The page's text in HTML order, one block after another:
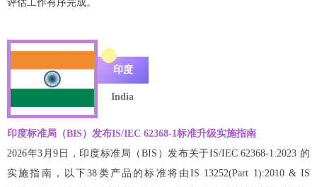
评估工作有序完成。
印度
India
印度标准局（BIS）发布IS/IEC 62368-1标准升级实施指南
2026年3月9日，印度标准局（BIS）发布关于IS/IEC 62368-1:2023 的
实施指南，以下38类产品的标准将由IS 13252(Part 1):2010 & IS